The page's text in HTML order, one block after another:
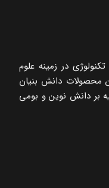
در زمینه علوم
محصولات دانش بنیان
‌بر دانش نوین و بومی